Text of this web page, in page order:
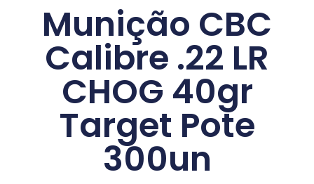
Munição CBC
Calibre .22 LR
CHOG 40gr
Target Pote
300un